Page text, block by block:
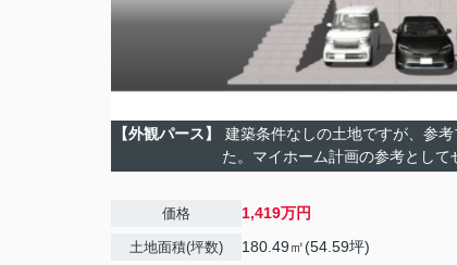
【外観パース】
建築条件なしの土地ですが、参
た。マイホーム計画の参考として
価格 1,419万円
土地面積(坪数) 180.49㎡(54.59坪)